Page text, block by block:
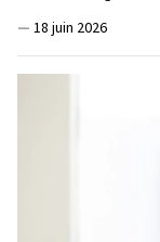
— 18 juin 2026